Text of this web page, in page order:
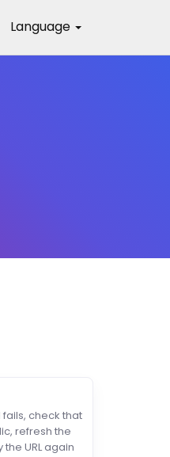
Language
fails, check that
refresh the
URL again